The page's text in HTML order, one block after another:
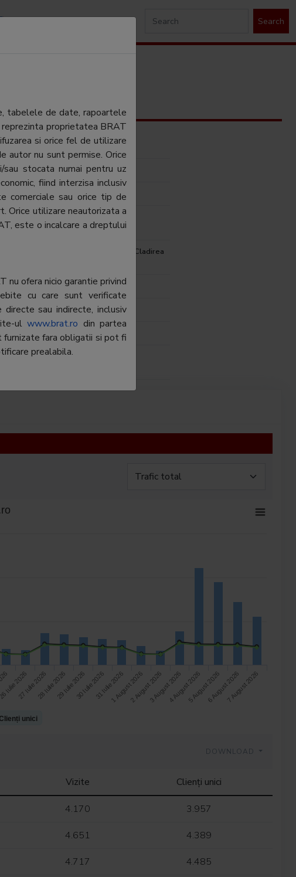
Search
FCR Media On Line SRL
FCR Media On Line SRL
Cristea Mihai
Cristea Mihai
Bucuresti, Splaiul Independentei 319, Cladirea
021-202.09.00
mihai.cristea@paginiaurii.ro
-
unici
2026
27 Iulie 202628 Iulie 202629 Iulie 202630 Iulie 202631 Iulie 20261 August 20262 August 20263 August 20264 August 20265 August 20266 August 20267 August 2026
DOWNLOAD
Vizite Clienți unici
4.170 3.957
4.651 4.389
4.717 4.485
tabelele de date, rapoartele
reprezinta proprietatea BRAT
si orice fel de utilizare
autor nu sunt permise. Orice
stocata numai pentru uz
fiind interzisa inclusiv
comerciale sau orice tip de
Orice utilizare neautorizata a
este o incalcare a dreptului
nu ofera nicio garantie privind
cu care sunt verificate
sau indirecte, inclusiv
ulwww.brat.ro din partea
fara obligatii si pot fi
prealabila.